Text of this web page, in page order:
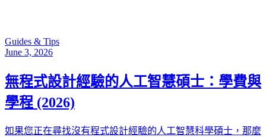
Guides & Tips
June 3, 2026
無程式設計經驗的人工智慧碩士：學費與
學程 (2026)
如果您正在尋找沒有程式設計經驗的人工智慧科學碩士，那麼